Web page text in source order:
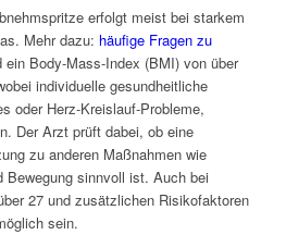
erfolgt meist bei starkem
Mehr dazu: häufige Fragen zu
Body-Mass-Index (BMI) von über
individuelle gesundheitliche
oder Herz-Kreislauf-Probleme,
Der Arzt prüft dabei, ob eine
zu anderen Maßnahmen wie
Bewegung sinnvoll ist. Auch bei
27 und zusätzlichen Risikofaktoren
sein.